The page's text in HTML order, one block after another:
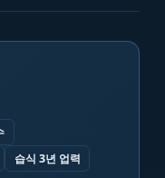
습식 3년 업력